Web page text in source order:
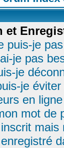
et
puis-je
je pas
je
je
en
mot de